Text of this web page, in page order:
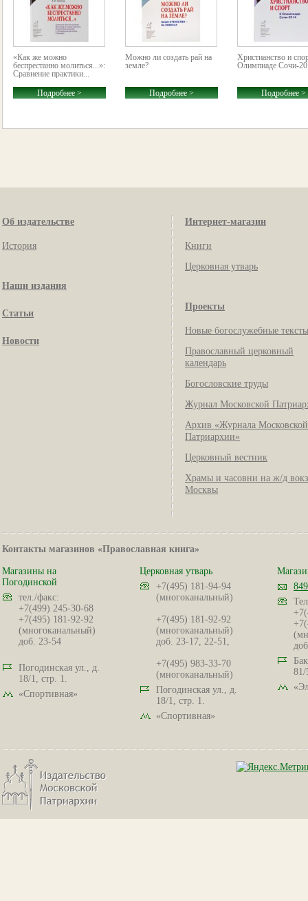
«Как же можно
беспрестанно молиться...»:
Cравнение практики...
Подробнее >
Можно ли создать рай на
земле?
Подробнее >
Христианство и
Олимпиаде Сочи-
Подробнее >
Об издательстве
История
Наши издания
Статьи
Новости
Интернет-магазин
Книги
Церковная утварь
Проекты
Новые богослужебные тексты
Православный церковный
календарь
Богословские труды
Журнал Московской
Архив «Журнала Московской
Патриархии»
Церковный вестник
Храмы и часовни на ж/д
Москвы
Контакты магазинов «Православная книга»
Магазины на
Погодинской
тел./факс:
+7(499) 245-30-68
+7(495) 181-92-92
(многоканальный)
доб. 23-54
Погодинская ул., д.
18/1, стр. 1.
«Спортивная»
Церковная утварь
+7(495) 181-94-94
(многоканальный)
+7(495) 181-92-92
(многоканальный)
доб. 23-17, 22-51,
+7(495) 983-33-70
(многоканальный)
Погодинская ул., д.
18/1, стр. 1.
«Спортивная»
81/